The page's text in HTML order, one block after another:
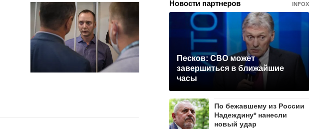
Новости партнеров INFOX
Песков: СВО может
завершиться в ближайшие
часы
По бежавшему из России
Надеждину* нанесли
новый удар